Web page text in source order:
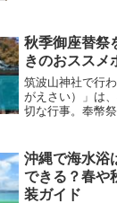
秋季御座替祭
きのおススメ
筑波山神社で行
がえさい）」は
切な行事。奉幣
を入れ替えるっ
いるんですよ。
沖縄で海水浴
できる？春や
装ガイド